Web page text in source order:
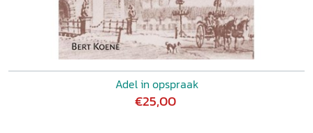
Adel in opspraak
€25,00